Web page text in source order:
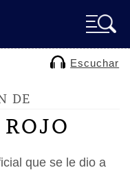
Escuchar
DE
que se le dio a